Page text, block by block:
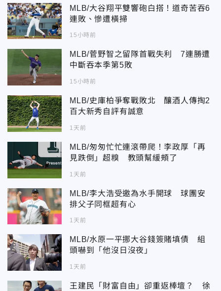
MLB/大谷翔平雙響砲白搭！道奇苦吞6
連敗、慘遭橫掃
15小時前
MLB/菅野智之留隊首戰失利 7連勝遭
中斷吞本季第5敗
15小時前
MLB/史庫柏爭奪戰敗北 釀酒人傳掏2
百大新秀自評有誠意
1天前
MLB/匆匆忙忙連滾帶爬！李政厚「再
見跌倒」超糗 教頭幫緩頰了
1天前
MLB/李大浩受邀為水手開球 球團安
排父子同框超有心
1天前
MLB/水原一平挪大谷錢簽賭填債 組
頭嚇到「他沒日沒夜」
1天前
王建民「財富自由」卻重返棒壇？ 徐